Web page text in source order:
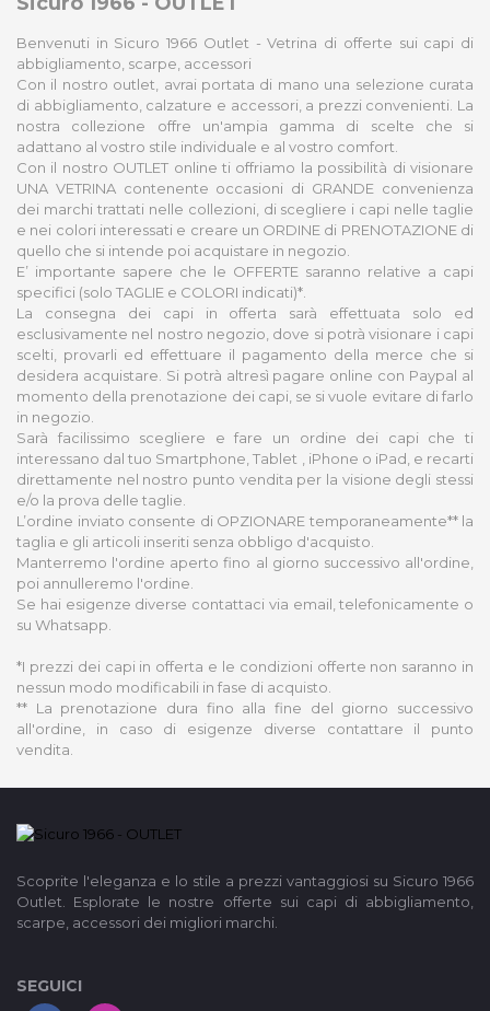
Benvenuti in Sicuro 1966 Outlet - Vetrina di offerte sui capi di
abbigliamento, scarpe, accessori
Con il nostro outlet, avrai portata di mano una selezione curata
di abbigliamento, calzature e accessori, a prezzi convenienti. La
nostra collezione offre un'ampia gamma di scelte che si
adattano al vostro stile individuale e al vostro comfort.
Con il nostro OUTLET online ti offriamo la possibilità di visionare
UNA VETRINA contenente occasioni di GRANDE convenienza
dei marchi trattati nelle collezioni, di scegliere i capi nelle taglie
e nei colori interessati e creare un ORDINE di PRENOTAZIONE di
quello che si intende poi acquistare in negozio.
E’ importante sapere che le OFFERTE saranno relative a capi
specifici (solo TAGLIE e COLORI indicati)*.
La consegna dei capi in offerta sarà effettuata solo ed
esclusivamente nel nostro negozio, dove si potrà visionare i capi
scelti, provarli ed effettuare il pagamento della merce che si
desidera acquistare. Si potrà altresì pagare online con Paypal al
momento della prenotazione dei capi, se si vuole evitare di farlo
in negozio.
Sarà facilissimo scegliere e fare un ordine dei capi che ti
interessano dal tuo Smartphone, Tablet , iPhone o iPad, e recarti
direttamente nel nostro punto vendita per la visione degli stessi
e/o la prova delle taglie.
L’ordine inviato consente di OPZIONARE temporaneamente** la
taglia e gli articoli inseriti senza obbligo d'acquisto.
Manterremo l'ordine aperto fino al giorno successivo all'ordine,
poi annulleremo l'ordine.
Se hai esigenze diverse contattaci via email, telefonicamente o
su Whatsapp.
*I prezzi dei capi in offerta e le condizioni offerte non saranno in
nessun modo modificabili in fase di acquisto.
** La prenotazione dura fino alla fine del giorno successivo
all'ordine, in caso di esigenze diverse contattare il punto
vendita.
Scoprite l'eleganza e lo stile a prezzi vantaggiosi su Sicuro 1966
Outlet. Esplorate le nostre offerte sui capi di abbigliamento,
scarpe, accessori dei migliori marchi.
SEGUICI